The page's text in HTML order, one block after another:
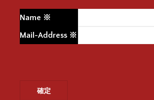
Name ※
Mail-Address ※